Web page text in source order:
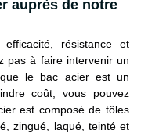
auprès de notre
résistance et
pas à faire intervenir un
le bac acier est un
coût, vous pouvez
est composé de tôles
zingué, laqué, teinté et